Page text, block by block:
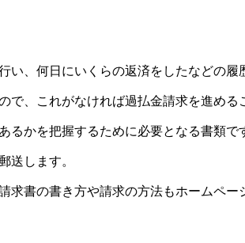
い、何日にいくらの返済をしたなどの履
で、これがなければ過払金請求を進める
かを把握するために必要となる書類で
送します。
求書の書き方や請求の方法もホームペー